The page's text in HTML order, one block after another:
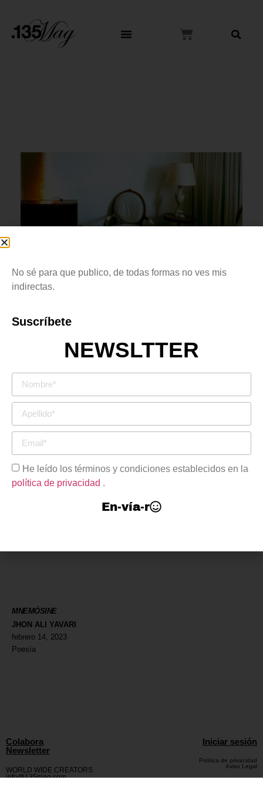
Gerardo Buendía.
para ser sombra
de los lobos
de memoria.
MNEMÓSINE
JHON ALI YAVARI
febrero 14, 2023
Poesía
Colabora
Newsletter
WORLD WIDE CREATORS
info@135mag.com
Iniciar sesión
Política de privacidad
Aviso Legal
No sé para que publico, de todas formas no ves mis
indirectas.
Suscríbete
NEWSLTTER
He leído los términos y condiciones establecidos en la
política de privacidad
En-vía-r